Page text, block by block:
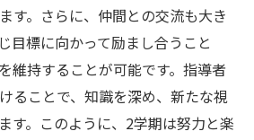
す。さらに、仲間との交流も大き
目標に向かって励まし合うこと
維持することが可能です。指導者
ることで、知識を深め、新たな視
す。このように、2学期は努力と楽